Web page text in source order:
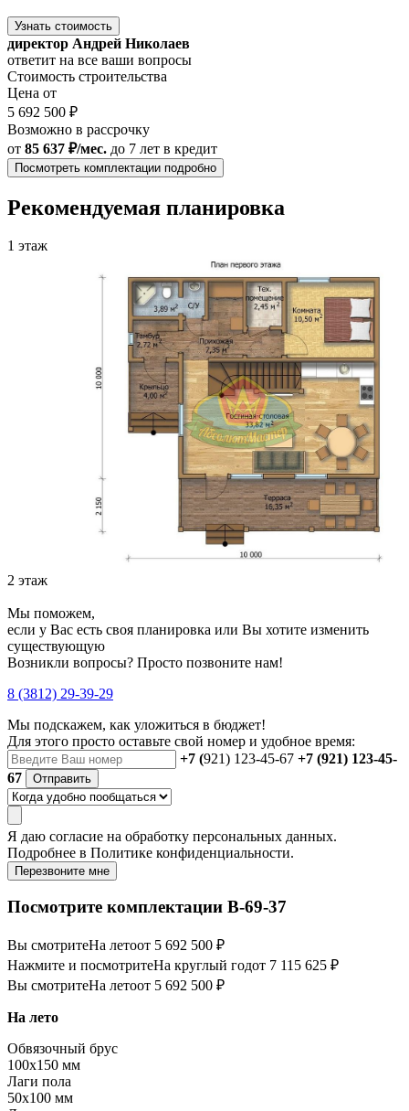
Узнать стоимость
директор Андрей Николаев
ответит на все ваши вопросы
Стоимость строительства
Цена от
5 692 500 ₽
Возможно в рассрочку
от 85 637 ₽/мес. до 7 лет в кредит
Посмотреть комплектации подробно
Рекомендуемая планировка
1 этаж
2 этаж
Мы поможем,
если у Вас есть своя планировка или Вы хотите изменить
существующую
Возникли вопросы? Просто позвоните нам!
8 (3812) 29-39-29
Мы подскажем, как уложиться в бюджет!
Для этого просто оставьте свой номер и удобное время:
+7 (921) 123-45-67 +7 (921) 123-45-
67
Отправить
Я даю согласие на обработку персональных данных.
Подробнее в Политике конфиденциальности.
Перезвоните мне
Посмотрите комплектации В-69-37
Вы смотритеНа летоот 5 692 500 ₽
Нажмите и посмотритеНа круглый годот 7 115 625 ₽
Вы смотритеНа летоот 5 692 500 ₽
На лето
Обвязочный брус
100х150 мм
Лаги пола
50х100 мм